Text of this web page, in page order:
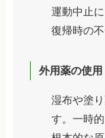
運動中止
復帰時の
外用薬の使用
湿布や塗
す。一時